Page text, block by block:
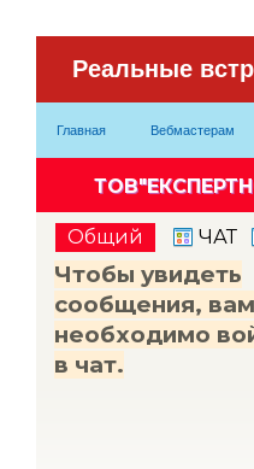
Главная Вебмастерам
ВидеоЧат
Партнерка
Модели
Контакты